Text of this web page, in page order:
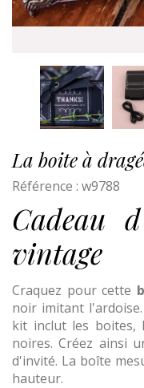
La boite à
Référence : w9788
Cadeau
vintage
Craquez pour cette
noir imitant
kit inclut les boites,
noires. Créez ainsi
d'invité. La boîte
hauteur.